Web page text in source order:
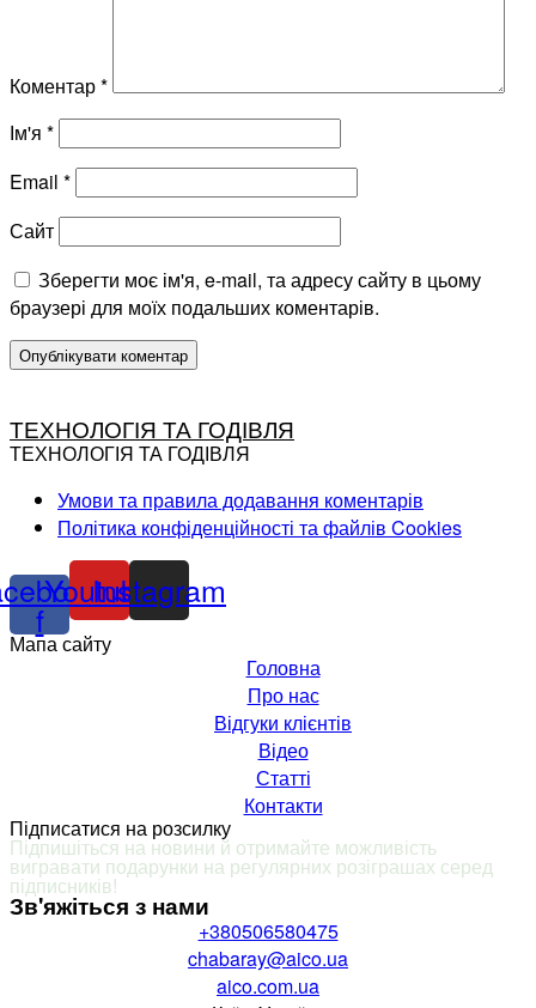
Коментар*
Ім'я *
Email *
Сайт
Зберегти моє ім'я, e-mail, та адресу сайту в цьому
браузері для моїх подальших коментарів.
ТЕХНОЛОГІЯ ТА ГОДІВЛЯ
ТЕХНОЛОГІЯ ТА ГОДІВЛЯ
Умови та правила додавання коментарів
Політика конфіденційності та файлів Cookies
f
Youtube
Instagram
Мапа сайту
Головна
Про нас
Відгуки клієнтів
Відео
Статті
Контакти
Підписатися на розсилку
Підпишіться на новини й отримайте можливість
вигравати подарунки на регулярних розіграшах серед
підписників!
Зв'яжіться з нами
+380506580475
chabaray@aico.ua
aico.com.ua